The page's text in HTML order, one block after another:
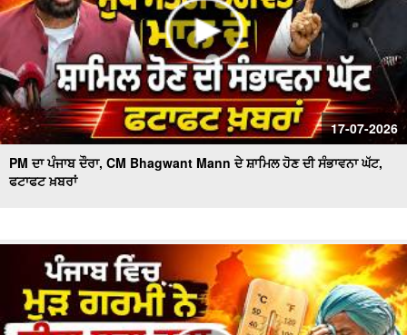
17-07-2026
PM ਦਾ ਪੰਜਾਬ ਦੌਰਾ, CM Bhagwant Mann ਦੇ ਸ਼ਾਮਿਲ ਹੋਣ ਦੀ ਸੰਭਾਵਨਾ ਘੱਟ,
ਫਟਾਫਟ ਖ਼ਬਰਾਂ